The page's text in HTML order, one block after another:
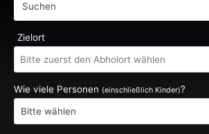
Suchen
Zielort
Wie viele Personen (einschließlich Kinder)?